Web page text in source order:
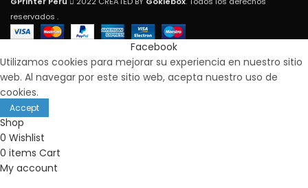
reservados .
Facebook
Utilizamos cookies para mejorar su experiencia en nuestro sitio
web. Al navegar por este sitio web, acepta nuestro uso de
cookies.
Accept
Shop
0 Wishlist
0 items Cart
My account